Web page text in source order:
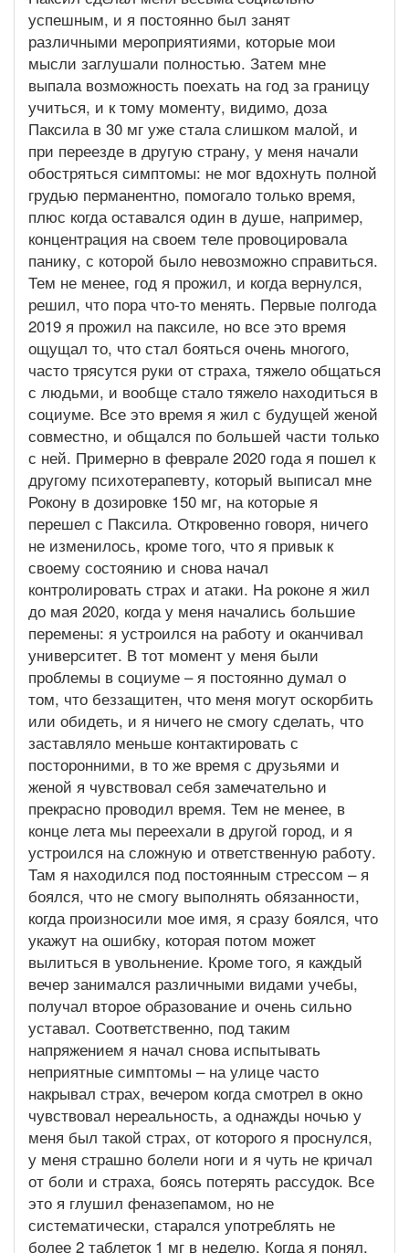
успешным, и я постоянно был занят
различными мероприятиями, которые мои
мысли заглушали полностью. Затем мне
выпала возможность поехать на год за границу
учиться, и к тому моменту, видимо, доза
Паксила в 30 мг уже стала слишком малой, и
при переезде в другую страну, у меня начали
обостряться симптомы: не мог вдохнуть полной
грудью перманентно, помогало только время,
плюс когда оставался один в душе, например,
концентрация на своем теле провоцировала
панику, с которой было невозможно справиться.
Тем не менее, год я прожил, и когда вернулся,
решил, что пора что-то менять. Первые полгода
2019 я прожил на паксиле, но все это время
ощущал то, что стал бояться очень многого,
часто трясутся руки от страха, тяжело общаться
с людьми, и вообще стало тяжело находиться в
социуме. Все это время я жил с будущей женой
совместно, и общался по большей части только
с ней. Примерно в феврале 2020 года я пошел к
другому психотерапевту, который выписал мне
Рокону в дозировке 150 мг, на которые я
перешел с Паксила. Откровенно говоря, ничего
не изменилось, кроме того, что я привык к
своему состоянию и снова начал
контролировать страх и атаки. На роконе я жил
до мая 2020, когда у меня начались большие
перемены: я устроился на работу и оканчивал
университет. В тот момент у меня были
проблемы в социуме – я постоянно думал о
том, что беззащитен, что меня могут оскорбить
или обидеть, и я ничего не смогу сделать, что
заставляло меньше контактировать с
посторонними, в то же время с друзьями и
женой я чувствовал себя замечательно и
прекрасно проводил время. Тем не менее, в
конце лета мы переехали в другой город, и я
устроился на сложную и ответственную работу.
Там я находился под постоянным стрессом – я
боялся, что не смогу выполнять обязанности,
когда произносили мое имя, я сразу боялся, что
укажут на ошибку, которая потом может
вылиться в увольнение. Кроме того, я каждый
вечер занимался различными видами учебы,
получал второе образование и очень сильно
уставал. Соответственно, под таким
напряжением я начал снова испытывать
неприятные симптомы – на улице часто
накрывал страх, вечером когда смотрел в окно
чувствовал нереальность, а однажды ночью у
меня был такой страх, от которого я проснулся,
у меня страшно болели ноги и я чуть не кричал
от боли и страха, боясь потерять рассудок. Все
это я глушил феназепамом, но не
систематически, старался употреблять не
более 2 таблеток 1 мг в неделю. Когда я понял,